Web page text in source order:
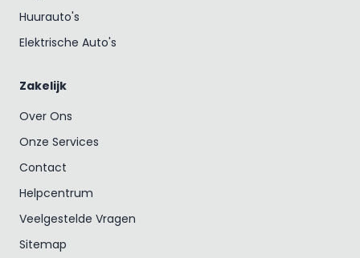
Huurauto's
Elektrische Auto's
Zakelijk
Over Ons
Onze Services
Contact
Helpcentrum
Veelgestelde Vragen
Sitemap